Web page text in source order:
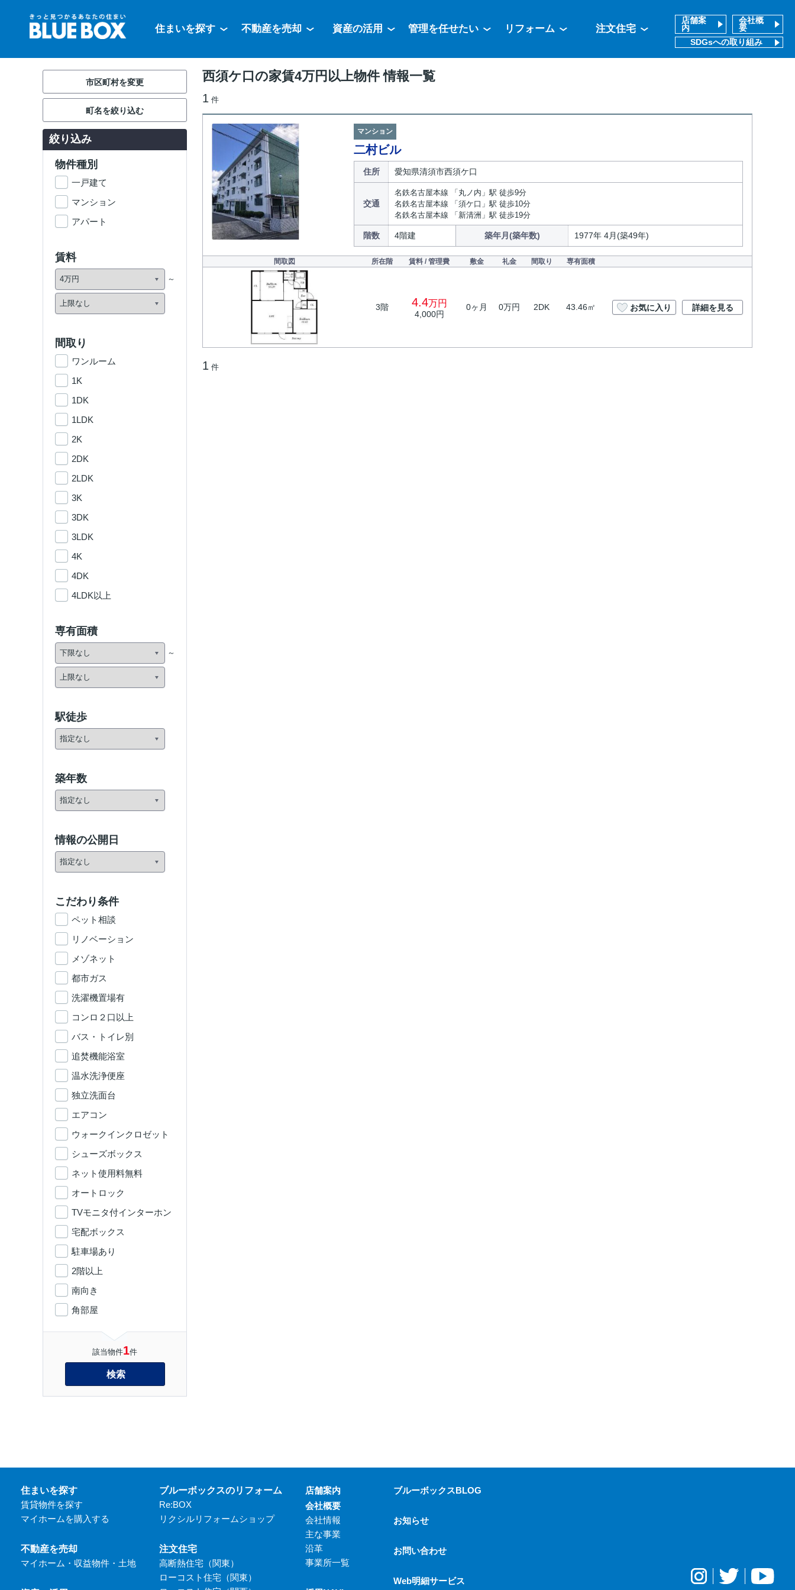
住まいを探す 不動産を売却 資産の活用 管理を任せたい リフォーム 注文住宅
店舗案
内
会社概
要
SDGsへの取り組み
西須ケ口の家賃4万円以上物件 情報一覧
1 件
マンション
二村ビル
住所 愛知県清須市西須ケ口
交通
名鉄名古屋本線 「丸ノ内」駅 徒歩9分
名鉄名古屋本線 「須ケ口」駅 徒歩10分
名鉄名古屋本線 「新清洲」駅 徒歩19分
階数 4階建 築年月(築年数) 1977年 4月(築49年)
間取図 所在階 賃料 / 管理費 敷金 礼金 間取り 専有面積
3階 4.4万円
4,000円
0ヶ月 0万円 2DK 43.46㎡ お気に入り 詳細を見る
1 件
市区町村を変更
町名を絞り込む
絞り込み
物件種別
一戸建て
マンション
アパート
賃料
間取り
ワンルーム
1K
1DK
1LDK
2K
2DK
2LDK
3K
3DK
3LDK
4K
4DK
4LDK以上
専有面積
駅徒歩
築年数
情報の公開日
こだわり条件
ペット相談
リノベーション
メゾネット
都市ガス
洗濯機置場有
コンロ２口以上
バス・トイレ別
追焚機能浴室
温水洗浄便座
独立洗面台
エアコン
ウォークインクロゼット
シューズボックス
ネット使用料無料
オートロック
TVモニタ付インターホン
宅配ボックス
駐車場あり
2階以上
南向き
角部屋
該当物件1件
検索
住まいを探す
賃貸物件を探す
マイホームを購入する
不動産を売却
マイホーム・収益物件・土地
ブルーボックスのリフォーム
Re:BOX
リクシルリフォームショップ
注文住宅
高断熱住宅（関東）
ローコスト住宅（関東）
店舗案内
会社概要
会社情報
主な事業
沿革
事業所一覧
ブルーボックスBLOG
お知らせ
お問い合わせ
Web明細サービス